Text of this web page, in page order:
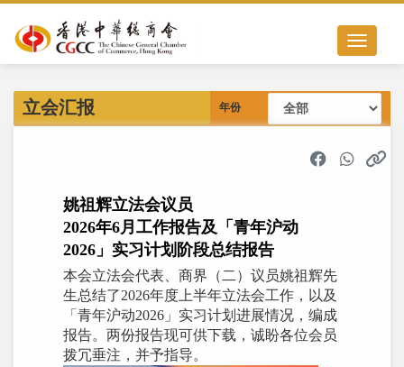
Toggle
立会汇报 年份
姚祖辉立法会议员
2026年6月工作报告及「青年沪动
2026」实习计划阶段总结报告
本会立法会代表、商界（二）议员姚祖辉先
生总结了2026年度上半年立法会工作，以及
「青年沪动2026」实习计划进展情况，编成
报告。两份报告现可供下载，诚盼各位会员
拨冗垂注，并予指导。